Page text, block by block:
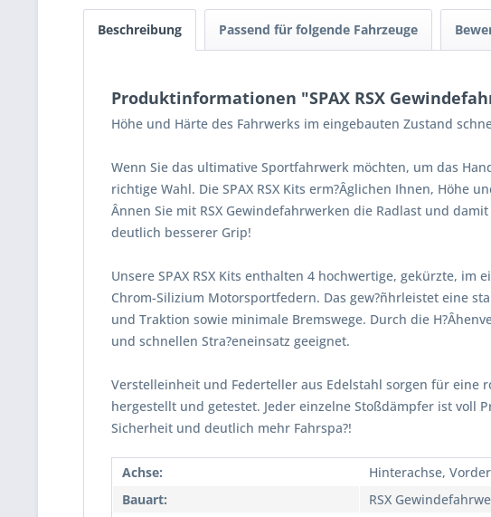
Beschreibung Passend für folgende Fahrzeuge
Produktinformationen "SPAX RSX
Höhe und Härte des Fahrwerks im eingebauten Zustand
Wenn Sie das ultimative Sportfahrwerk möchten, um das
richtige Wahl. Die SPAX RSX Kits erm?Âglichen Ihnen, Höhe
Ânnen Sie mit RSX Gewindefahrwerken die Radlast und
deutlich besserer Grip!
Unsere SPAX RSX Kits enthalten 4 hochwertige, gekürzte,
Chrom-Silizium Motorsportfedern. Das gew?ñhrleistet eine
und Traktion sowie minimale Bremswege. Durch die
und schnellen Stra?eneinsatz geeignet.
Verstelleinheit und Federteller aus Edelstahl sorgen für eine
hergestellt und getestet. Jeder einzelne Stoßdämpfer ist voll
Sicherheit und deutlich mehr Fahrspa?!
Achse:
Hinterachse,
Bauart:
RSX